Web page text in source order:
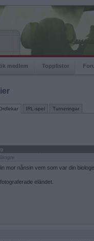
medlem Topplistor
IRL-spel Turneringar
mor nånsin vem som var din
eländet.